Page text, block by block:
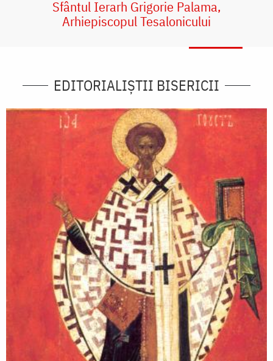
Sfântul Ierarh Grigorie Palama,
Arhiepiscopul Tesalonicului
EDITORIALIȘTII BISERICII